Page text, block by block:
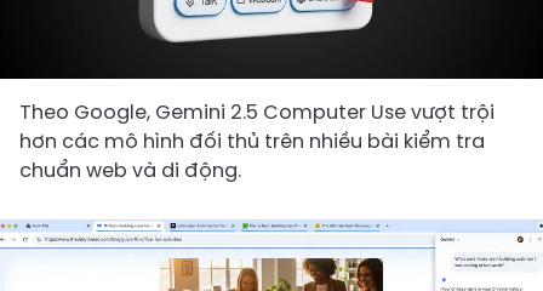
Theo Google, Gemini 2.5 Computer Use vượt trội
hơn các mô hình đối thủ trên nhiều bài kiểm tra
chuẩn web và di động.